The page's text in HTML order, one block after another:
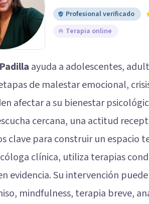
Profesional verificado
Terapia online
ayuda a adolescentes,
de malestar emocional,
afectar a su bienestar
cercana, una actitud
clave para construir un espacio
clínica, utiliza terapias
evidencia. Su intervención
mindfulness, terapia breve,